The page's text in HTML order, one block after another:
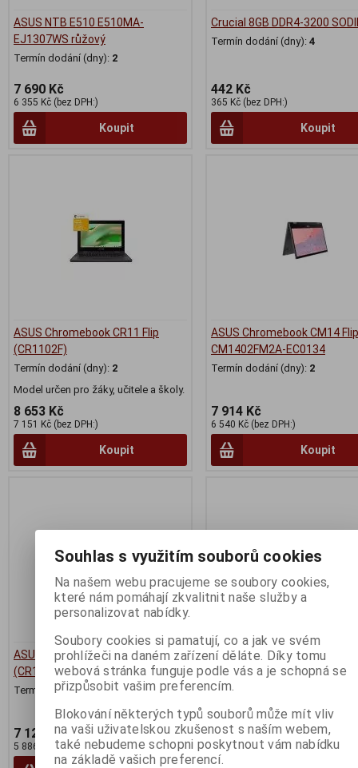
ASUS NTB E510 E510MA-
EJ1307WS růžový
Termín dodání (dny): 2
7 690 Kč
6 355 Kč (bez DPH:)
Koupit
Crucial 8GB DDR4-3200
Termín dodání (dny): 4
442 Kč
365 Kč (bez DPH:)
Koupit
ASUS Chromebook CR11 Flip
(CR1102F)
Termín dodání (dny): 2
Model určen pro žáky, učitele a školy.
8 653 Kč
7 151 Kč (bez DPH:)
Koupit
ASUS Chromebook CM14 Flip
CM1402FM2A-EC0134
Termín dodání (dny): 2
7 914 Kč
6 540 Kč (bez DPH:)
Koupit
ASUS Chromebook CR11 Flip
(CR1102F)
Termín dodání (dny):2
7 123 Kč
5 886 Kč (bez DPH:)
HP 255 G9
Termín dodání (dny):2
AMD Ryzen™ 5 5625U / 8GB/
SSD/RX Vega 7/W11H
9 349 Kč
7 726 Kč (bez DPH:)
Souhlas s využitím souborů cookies
Na našem webu pracujeme se soubory cookies,
které nám pomáhají zkvalitnit naše služby a
personalizovat nabídky.
Soubory cookies si pamatují, co a jak ve svém
prohlížeči na daném zařízení děláte. Díky tomu
webová stránka funguje podle vás a je schopná se
přizpůsobit vašim preferencím.
Blokování některých typů souborů může mít vliv
na vaši uživatelskou zkušenost s naším webem,
také nebudeme schopni poskytnout vám nabídku
na základě vašich preferencí.